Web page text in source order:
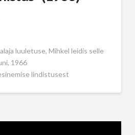
luuletuse, Mihkel leidis selle
1966
lindistusest